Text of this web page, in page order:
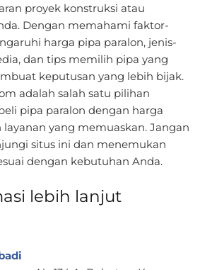
proyek konstruksi atau
Dengan memahami faktor-
harga pipa paralon, jenis-
dan tips memilih pipa yang
keputusan yang lebih bijak.
adalah salah satu pilihan
pipa paralon dengan harga
yang memuaskan. Jangan
situs ini dan menemukan
dengan kebutuhan Anda.
lebih lanjut